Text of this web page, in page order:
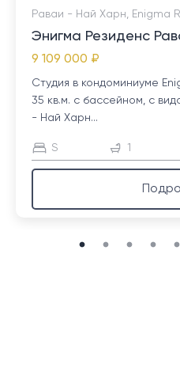
Раваи - Най Харн, Enigma
Энигма Резиденс
9 109 000 ₽
Студия в кондоминиуме
35 кв.м. с бассейном, с
- Най Харн...
S 1